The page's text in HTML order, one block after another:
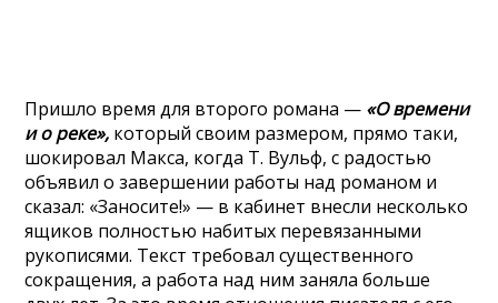
Пришло время для второго романа — «О времени
и о реке», который своим размером, прямо таки,
шокировал Макса, когда Т. Вульф, с радостью
объявил о завершении работы над романом и
сказал: «Заносите!» — в кабинет внесли несколько
ящиков полностью набитых перевязанными
рукописями. Текст требовал существенного
сокращения, а работа над ним заняла больше